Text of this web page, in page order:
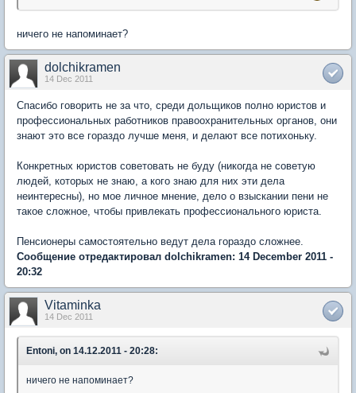
ничего не напоминает?
dolchikramen
14 Dec 2011
Спасибо говорить не за что, среди дольщиков полно юристов и
профессиональных работников правоохранительных органов, они
знают это все гораздо лучше меня, и делают все потихоньку.
Конкретных юристов советовать не буду (никогда не советую
людей, которых не знаю, а кого знаю для них эти дела
неинтересны), но мое личное мнение, дело о взыскании пени не
такое сложное, чтобы привлекать профессионального юриста.
Пенсионеры самостоятельно ведут дела гораздо сложнее.
Сообщение отредактировал dolchikramen: 14 December 2011 -
20:32
Vitaminka
14 Dec 2011
Entoni, on 14.12.2011 - 20:28:
ничего не напоминает?